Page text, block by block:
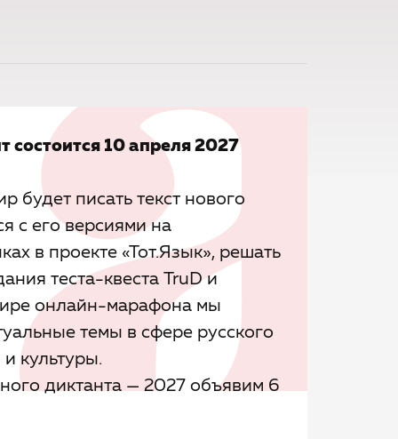
состоится 10 апреля 2027
будет писать текст нового
с его версиями на
в проекте «Тот.Язык», решать
теста-квеста TruD и
онлайн-марафона мы
темы в сфере русского
культуры.
диктанта — 2027 объявим 6